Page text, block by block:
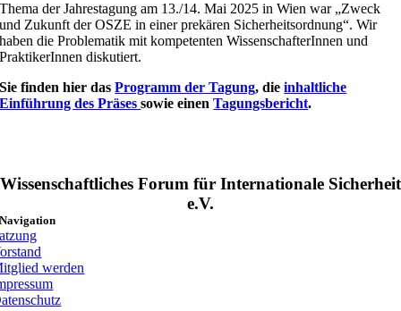
Thema der Jahrestagung am 13./14. Mai 2025 in Wien war „Zweck
und Zukunft der OSZE in einer prekären Sicherheitsordnung“. Wir
haben die Problematik mit kompetenten WissenschafterInnen und
PraktikerInnen diskutiert.
Sie finden hier dasProgramm der Tagung, dieinhaltliche
Einführung des Präsessowie einenTagungsbericht.
Wissenschaftliches Forum für Internationale Sicherheit
e.V.
Navigation
werden